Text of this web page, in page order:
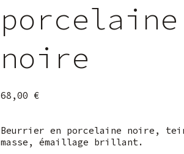
porcelaine
noire
68,00 €
Beurrier en porcelaine noire,
masse, émaillage brillant.